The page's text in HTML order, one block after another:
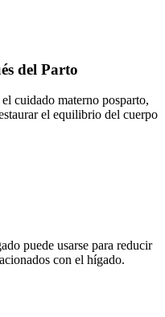
del Parto
cuidado materno posparto,
el equilibrio del cuerpo
puede usarse para reducir
con el hígado.